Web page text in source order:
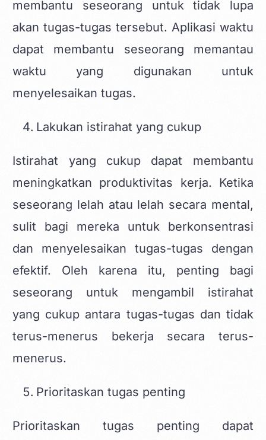
membantu seseorang untuk tidak lupa
akan tugas-tugas tersebut. Aplikasi waktu
dapat membantu seseorang memantau
waktu yang digunakan untuk
menyelesaikan tugas.
Lakukan istirahat yang cukup
Istirahat yang cukup dapat membantu
meningkatkan produktivitas kerja. Ketika
seseorang lelah atau lelah secara mental,
sulit bagi mereka untuk berkonsentrasi
dan menyelesaikan tugas-tugas dengan
efektif. Oleh karena itu, penting bagi
seseorang untuk mengambil istirahat
yang cukup antara tugas-tugas dan tidak
terus-menerus bekerja secara terus-
menerus.
Prioritaskan tugas penting
Prioritaskan tugas penting dapat